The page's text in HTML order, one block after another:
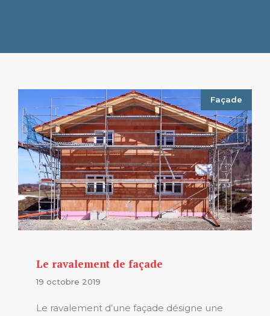
Façade
Le ravalement de façade
19 octobre 2019
Le ravalement d’une façade désigne une